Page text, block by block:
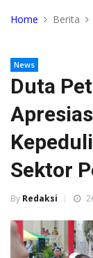
Home Berita
News
Duta
Sektor
By Redaksi